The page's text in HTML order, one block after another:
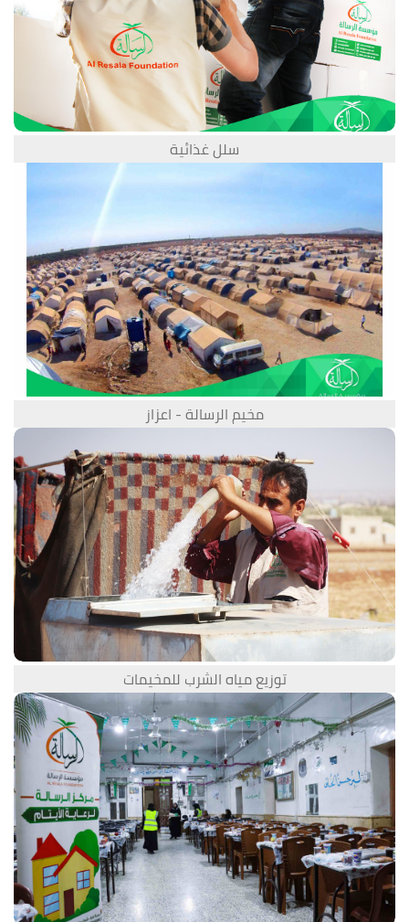
سلل غذائية
مخيم الرسالة - اعزاز
توزيع مياه الشرب للمخيمات